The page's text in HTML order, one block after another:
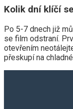
Kolik dní klíčí
Po 5-7 dnech již
se film odstraní.
otevřením
přeskupí na